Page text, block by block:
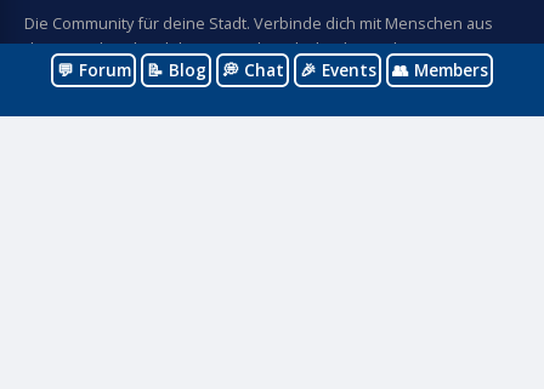
Die Community für deine Stadt. Verbinde dich mit Menschen aus
deine Stadt, teile Erlebnisse und entdecke die Stadt.
💬 Forum 📝 Blog 💭 Chat 🎉 Events 👥 Members